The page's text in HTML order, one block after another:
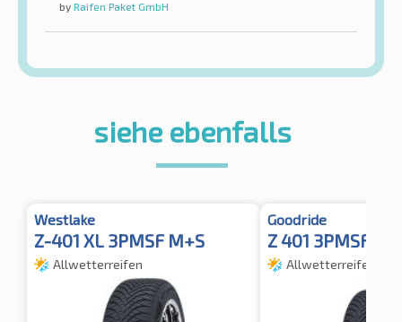
by Raifen Paket GmbH
siehe ebenfalls
Westlake
Z-401 XL 3PMSF M+S
Allwetterreifen
Goodride
Z 401 3PMSF XL
Allwetterreifen